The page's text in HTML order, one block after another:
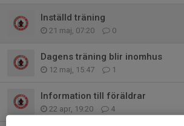
Inställd träning
21 maj, 07:20 0
Dagens träning blir inomhus
12 maj, 15:47 1
Information till föräldrar
22 apr, 19:20 4